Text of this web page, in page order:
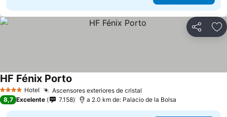
Compartir
4 EstrellasHotel Ascensores exteriores de cristal
HF Fénix Porto
8,7 Excelente 7.158 a 2.0 km de: Palacio de la Bolsa